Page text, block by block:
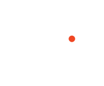
you the best experience
this website, you accept
how the website is used and
more or to find out how
our